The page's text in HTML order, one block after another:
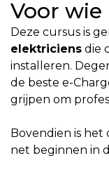
Voor
Deze cursus is
elektriciens die
installeren.
de beste e-
grijpen om
Bovendien is het
net beginnen in